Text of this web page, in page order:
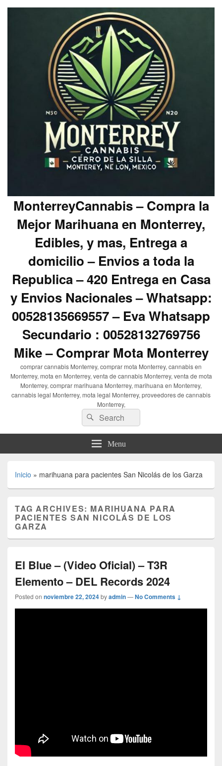
MonterreyCannabis – Compra la
Mejor Marihuana en Monterrey,
Edibles, y mas, Entrega a
domicilio – Envios a toda la
Republica – 420 Entrega en Casa
y Envios Nacionales – Whatsapp:
00528135669557 – Eva Whatsapp
Secundario : 00528132769756
Mike – Comprar Mota Monterrey
comprar cannabis Monterrey, comprar mota Monterrey, cannabis en
Monterrey, mota en Monterrey, venta de cannabis Monterrey, venta de mota
Monterrey, comprar marihuana Monterrey, marihuana en Monterrey,
cannabis legal Monterrey, mota legal Monterrey, proveedores de cannabis
Monterrey,
Search
for:
Search
Menu
Inicio » marihuana para pacientes San Nicolás de los Garza
TAG ARCHIVES: MARIHUANA PARA
PACIENTES SAN NICOLÁS DE LOS
GARZA
El Blue – (Video Oficial) – T3R
Elemento – DEL Records 2024
Posted on noviembre 22, 2024byadmin—No Comments ↓